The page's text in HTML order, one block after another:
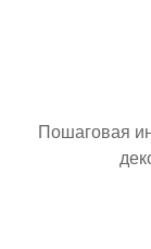
Пошаговая